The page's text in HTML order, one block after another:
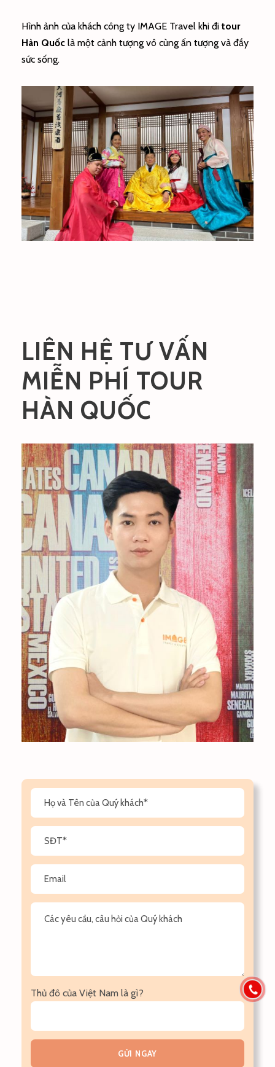
Hình ảnh của khách công ty IMAGE Travel khi đi tour
Hàn Quốc là một cảnh tượng vô cùng ấn tượng và đầy
sức sống.
LIÊN HỆ TƯ VẤN
MIỄN PHÍ TOUR
HÀN QUỐC
Thủ đô của Việt Nam là gì?